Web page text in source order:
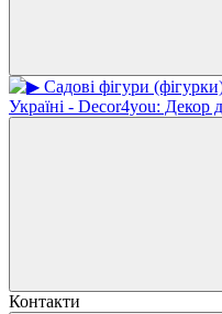
Контакти